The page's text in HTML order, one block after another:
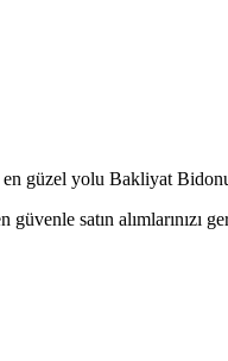
en güzel yolu Bakliyat
satın alımlarınızı